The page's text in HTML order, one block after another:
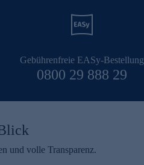
Gebührenfreie EASy-Bestellung
0800 29 888 29
und volle Transparenz.